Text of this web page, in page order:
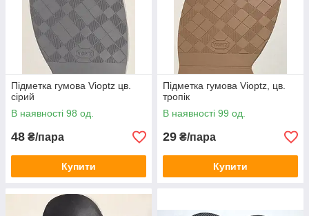
Підметка гумова Vioptz цв.
сірий
В наявності 98 од.
48 ₴/пара
Купити
Підметка гумова Vioptz, цв.
тропік
В наявності 99 од.
29 ₴/пара
Купити